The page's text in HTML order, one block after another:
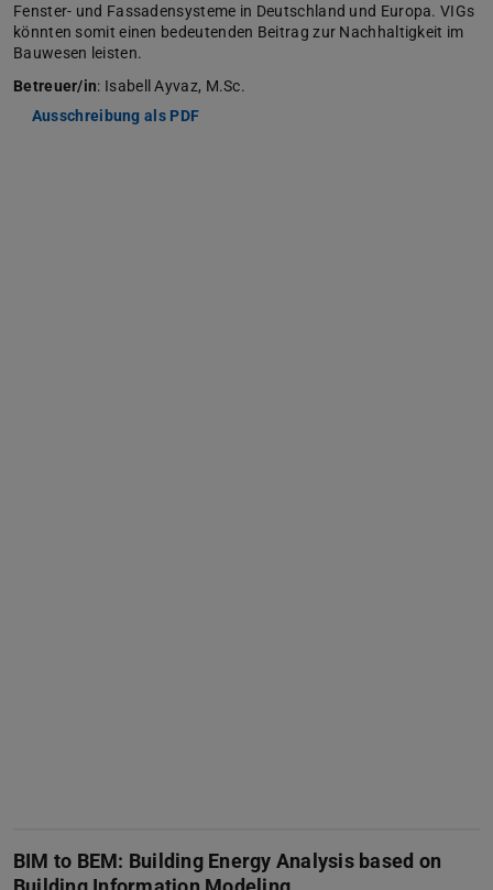
Fenster- und Fassadensysteme in Deutschland und Europa. VIGs
könnten somit einen bedeutenden Beitrag zur Nachhaltigkeit im
Bauwesen leisten.
Betreuer/in: Isabell Ayvaz, M.Sc.
Ausschreibung als PDF
BIM to BEM: Building Energy Analysis based on